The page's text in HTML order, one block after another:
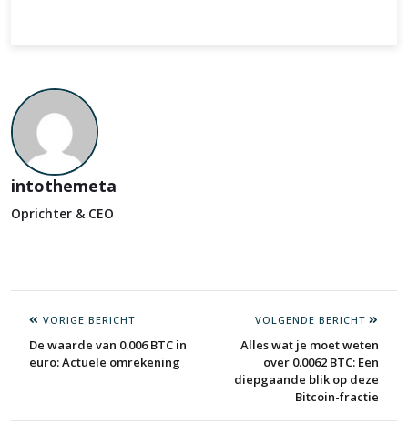
intothemeta
Oprichter & CEO
VORIGE BERICHT
De waarde van 0.006 BTC in
euro: Actuele omrekening
VOLGENDE BERICHT
Alles wat je moet weten
over 0.0062 BTC: Een
diepgaande blik op deze
Bitcoin-fractie